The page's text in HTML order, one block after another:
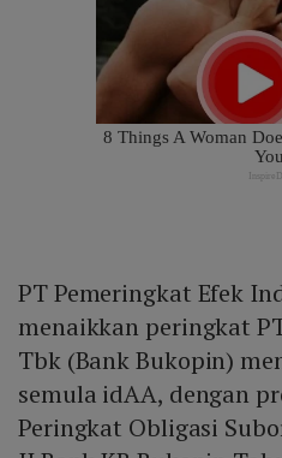
PT Pemeringkat Efek
menaikkan peringkat
Tbk (Bank Bukopin)
semula idAA, dengan
Peringkat Obligasi